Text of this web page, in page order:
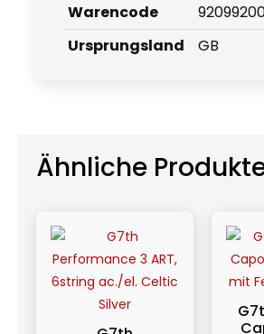
Warencode
Ursprungsland
GB
Ähnliche